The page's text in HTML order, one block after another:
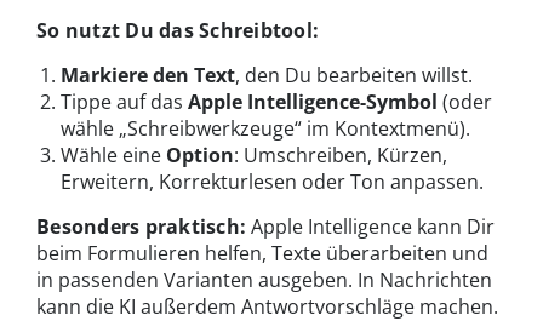
So nutzt Du das Schreibtool:
Markiere den Text, den Du bearbeiten willst.
Tippe auf das Apple Intelligence-Symbol (oder
wähle „Schreibwerkzeuge“ im Kontextmenü).
Wähle eine Option: Umschreiben, Kürzen,
Erweitern, Korrekturlesen oder Ton anpassen.
Besonders praktisch: Apple Intelligence kann Dir
beim Formulieren helfen, Texte überarbeiten und
in passenden Varianten ausgeben. In Nachrichten
kann die KI außerdem Antwortvorschläge machen.